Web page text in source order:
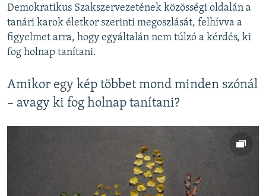
Demokratikus Szakszervezetének közösségi oldalán a
tanári karok életkor szerinti megoszlását, felhívva a
figyelmet arra, hogy egyáltalán nem túlzó a kérdés, ki
fog holnap tanítani.
Amikor egy kép többet mond minden szónál
– avagy ki fog holnap tanítani?